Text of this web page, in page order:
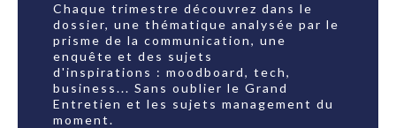
Chaque trimestre découvrez dans le
dossier, une thématique analysée par le
prisme de la communication, une
enquête et des sujets
d'inspirations : moodboard, tech,
business... Sans oublier le Grand
Entretien et les sujets management du
moment.